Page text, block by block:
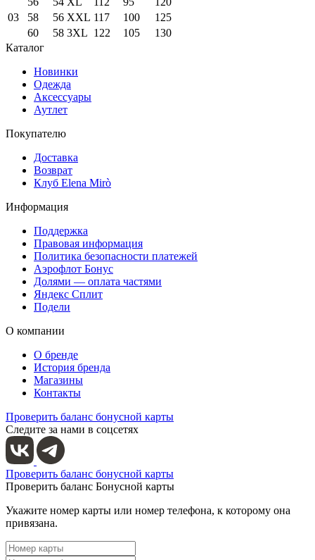
03
58 56 XXL 117 100
125
60
58 3XL 122 105
130
Каталог
Новинки
Одежда
Аксессуары
Аутлет
Покупателю
Доставка
Возврат
Клуб Elena Mirò
Информация
Поддержка
Правовая информация
Политика безопасности платежей
Аэрофлот Бонус
Долями — оплата частями
Яндекс Сплит
Подели
О компании
О бренде
История бренда
Магазины
Контакты
Проверить баланс бонусной карты
Следите за нами в соцсетях
Проверить баланс бонусной карты
Проверить баланс Бонусной карты
Укажите номер карты или номер телефона, к которому она
привязана.